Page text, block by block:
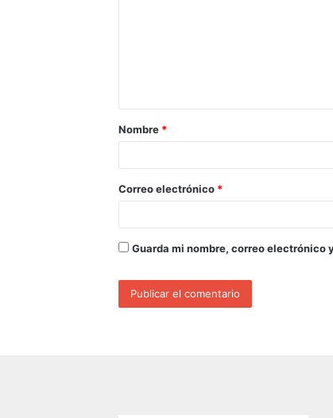
Nombre *
Correo electrónico *
Guarda mi nombre, correo electrónico